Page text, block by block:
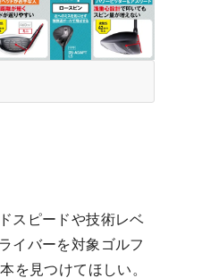
スピードや技術レベ
イバーを対象ゴルフ
を見つけてほしい。